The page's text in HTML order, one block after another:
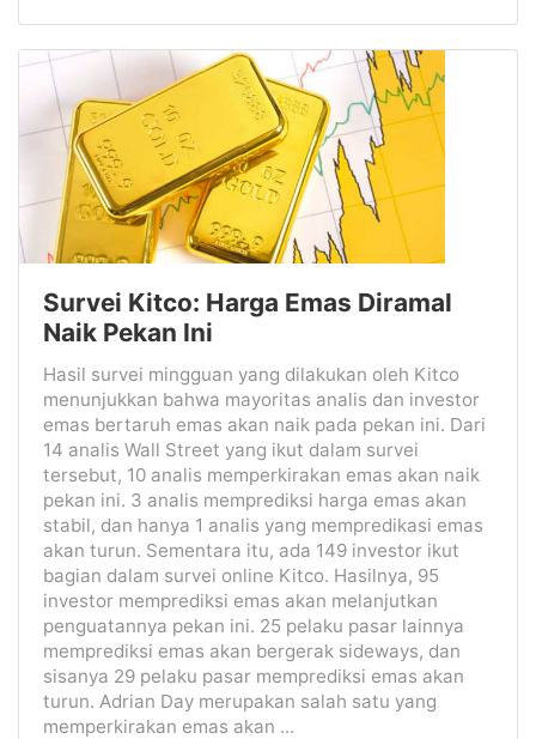
Survei Kitco: Harga Emas Diramal
Naik Pekan Ini
Hasil survei mingguan yang dilakukan oleh Kitco
menunjukkan bahwa mayoritas analis dan investor
emas bertaruh emas akan naik pada pekan ini. Dari
14 analis Wall Street yang ikut dalam survei
tersebut, 10 analis memperkirakan emas akan naik
pekan ini. 3 analis memprediksi harga emas akan
stabil, dan hanya 1 analis yang mempredikasi emas
akan turun. Sementara itu, ada 149 investor ikut
bagian dalam survei online Kitco. Hasilnya, 95
investor memprediksi emas akan melanjutkan
penguatannya pekan ini. 25 pelaku pasar lainnya
memprediksi emas akan bergerak sideways, dan
sisanya 29 pelaku pasar memprediksi emas akan
turun. Adrian Day merupakan salah satu yang
memperkirakan emas akan ...